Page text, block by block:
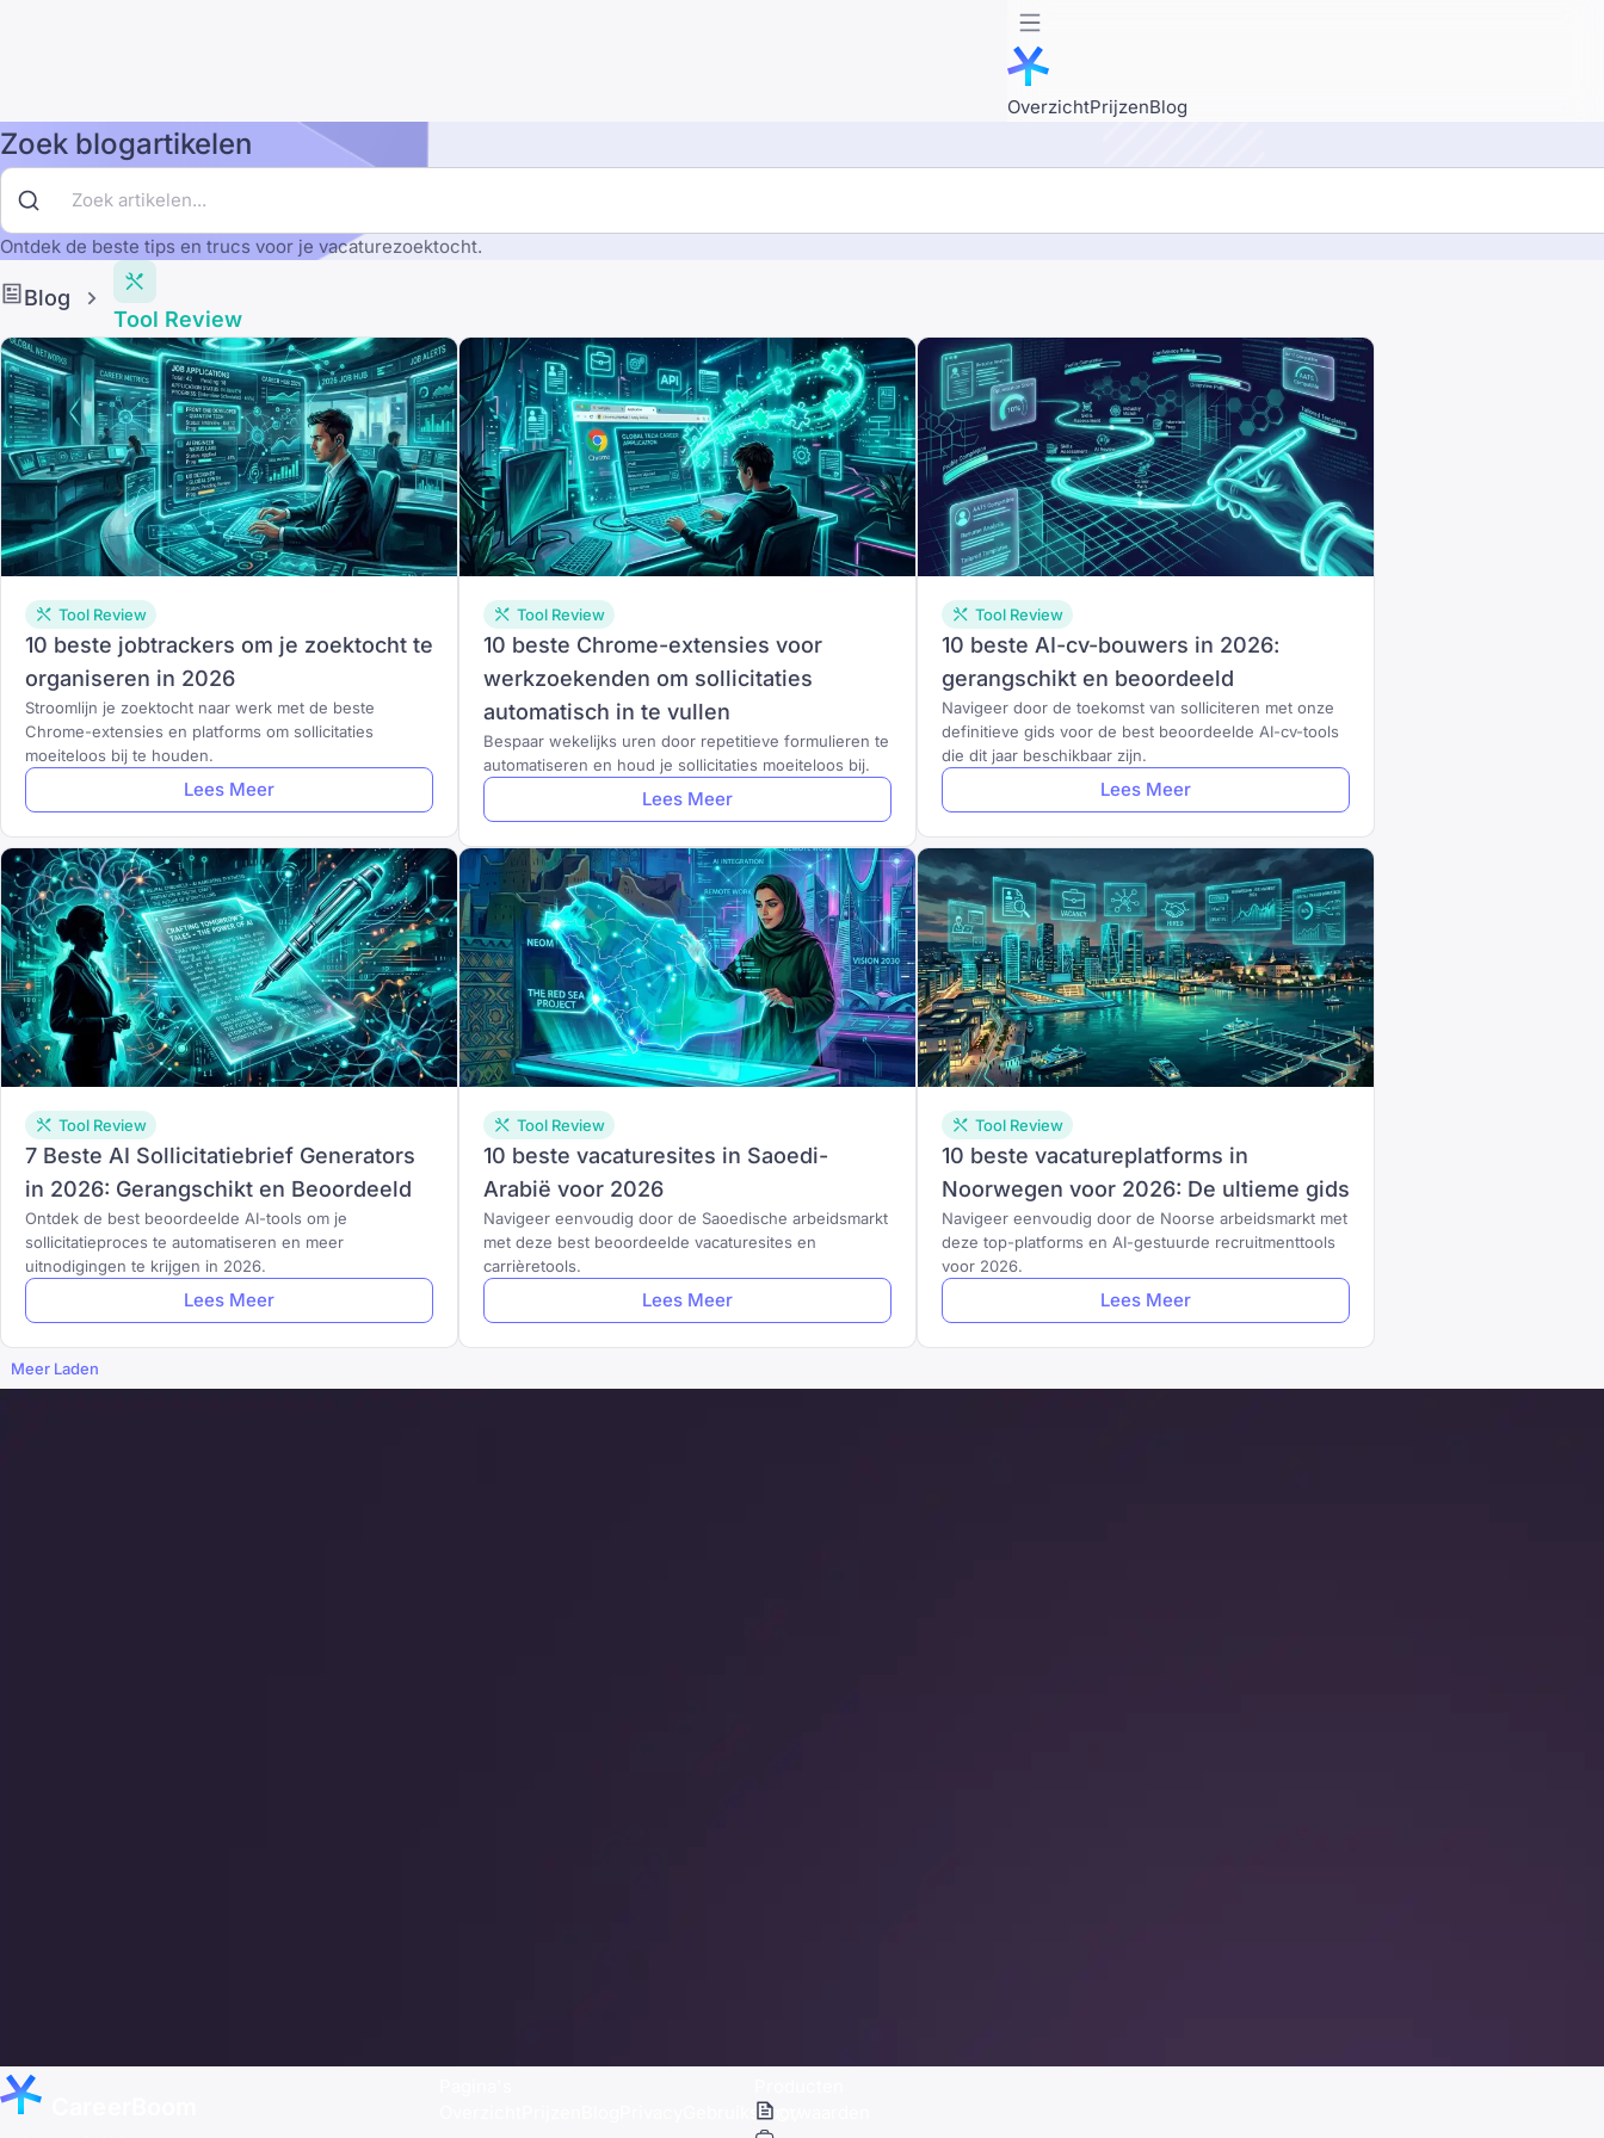
OverzichtPrijzenBlog
Zoek blogartikelen
Ontdek de beste tips en trucs voor je vacaturezoektocht.
Blog
Tool Review
Tool Review
10 beste jobtrackers om je zoektocht te
organiseren in 2026
Stroomlijn je zoektocht naar werk met de beste
Chrome-extensies en platforms om sollicitaties
moeiteloos bij te houden.
Lees Meer
Tool Review
10 beste Chrome-extensies voor
werkzoekenden om sollicitaties
automatisch in te vullen
Bespaar wekelijks uren door repetitieve formulieren te
automatiseren en houd je sollicitaties moeiteloos bij.
Lees Meer
Tool Review
10 beste AI-cv-bouwers in 2026:
gerangschikt en beoordeeld
Navigeer door de toekomst van solliciteren met onze
definitieve gids voor de best beoordeelde AI-cv-tools
die dit jaar beschikbaar zijn.
Lees Meer
Tool Review
7 Beste AI Sollicitatiebrief Generators
in 2026: Gerangschikt en Beoordeeld
Ontdek de best beoordeelde AI-tools om je
sollicitatieproces te automatiseren en meer
uitnodigingen te krijgen in 2026.
Lees Meer
Tool Review
10 beste vacaturesites in Saoedi-
Arabië voor 2026
Navigeer eenvoudig door de Saoedische arbeidsmarkt
met deze best beoordeelde vacaturesites en
carrièretools.
Lees Meer
Tool Review
10 beste vacatureplatforms in
Noorwegen voor 2026: De ultieme gids
Navigeer eenvoudig door de Noorse arbeidsmarkt met
deze top-platforms en AI-gestuurde recruitmenttools
voor 2026.
Lees Meer
Meer Laden
Gebruiksvoorwaarden